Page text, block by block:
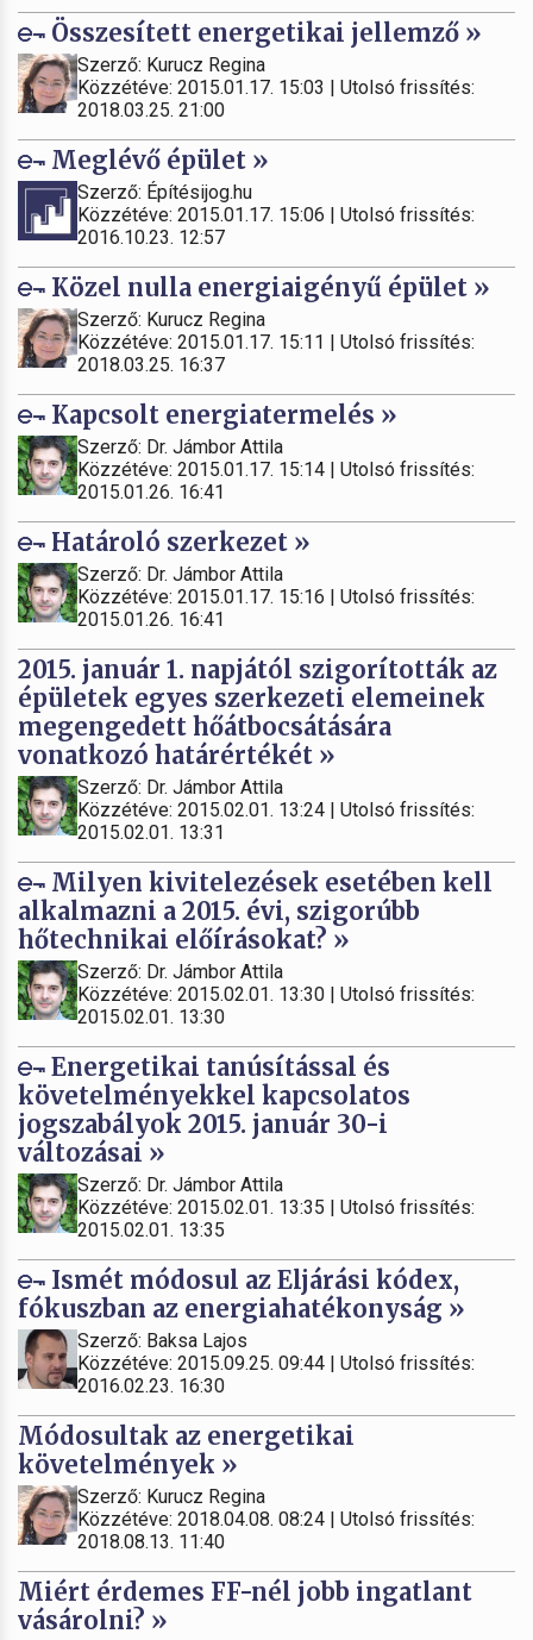
Összesített energetikai jellemző »
Szerző: Kurucz Regina
Közzétéve: 2015.01.17. 15:03 | Utolsó frissítés:
2018.03.25. 21:00
Meglévő épület »
Szerző: Építésijog.hu
Közzétéve: 2015.01.17. 15:06 | Utolsó frissítés:
2016.10.23. 12:57
Közel nulla energiaigényű épület »
Szerző: Kurucz Regina
Közzétéve: 2015.01.17. 15:11 | Utolsó frissítés:
2018.03.25. 16:37
Kapcsolt energiatermelés »
Szerző: Dr. Jámbor Attila
Közzétéve: 2015.01.17. 15:14 | Utolsó frissítés:
2015.01.26. 16:41
Határoló szerkezet »
Szerző: Dr. Jámbor Attila
Közzétéve: 2015.01.17. 15:16 | Utolsó frissítés:
2015.01.26. 16:41
2015. január 1. napjától szigorították az
épületek egyes szerkezeti elemeinek
megengedett hőátbocsátására
vonatkozó határértékét »
Szerző: Dr. Jámbor Attila
Közzétéve: 2015.02.01. 13:24 | Utolsó frissítés:
2015.02.01. 13:31
Milyen kivitelezések esetében kell
alkalmazni a 2015. évi, szigorúbb
hőtechnikai előírásokat? »
Szerző: Dr. Jámbor Attila
Közzétéve: 2015.02.01. 13:30 | Utolsó frissítés:
2015.02.01. 13:30
Energetikai tanúsítással és
követelményekkel kapcsolatos
jogszabályok 2015. január 30-i
változásai »
Szerző: Dr. Jámbor Attila
Közzétéve: 2015.02.01. 13:35 | Utolsó frissítés:
2015.02.01. 13:35
Ismét módosul az Eljárási kódex,
fókuszban az energiahatékonyság »
Szerző: Baksa Lajos
Közzétéve: 2015.09.25. 09:44 | Utolsó frissítés:
2016.02.23. 16:30
Módosultak az energetikai
követelmények »
Szerző: Kurucz Regina
Közzétéve: 2018.04.08. 08:24 | Utolsó frissítés:
2018.08.13. 11:40
Miért érdemes FF-nél jobb ingatlant
vásárolni? »